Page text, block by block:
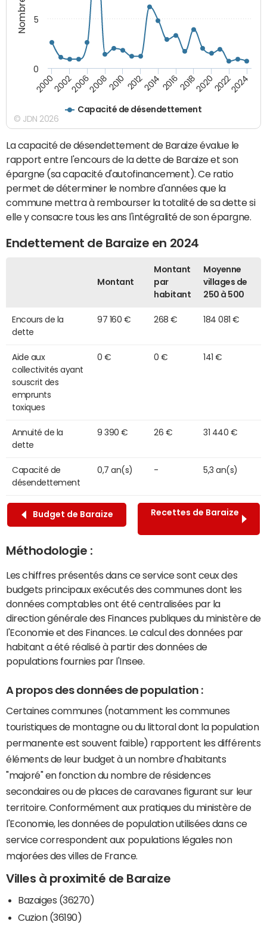
Capacité de désendettement
20002002200620082010 2012201420162018202020222024
0
5
© JDN 2026
La capacité de désendettement de Baraize évalue le
rapport entre l'encours de la dette de Baraize et son
épargne (sa capacité d'autofinancement). Ce ratio
permet de déterminer le nombre d'années que la
commune mettra à rembourser la totalité de sa dette si
elle y consacre tous les ans l'intégralité de son épargne.
Endettement de Baraize en 2024
Montant
Montant
par
habitant
Moyenne
villages de
250 à 500
Encours de la
dette
97 160 € 268 € 184 081 €
Aide aux
collectivités ayant
souscrit des
emprunts
toxiques
0 € 0 € 141 €
Annuité de la
dette
9 390 € 26 € 31 440 €
Capacité de
désendettement
0,7 an(s) - 5,3 an(s)
Budget de Baraize Recettes de Baraize
Méthodologie :
Les chiffres présentés dans ce service sont ceux des
budgets principaux exécutés des communes dont les
données comptables ont été centralisées par la
direction générale des Finances publiques du ministère de
l'Economie et des Finances. Le calcul des données par
habitant a été réalisé à partir des données de
populations fournies par l'Insee.
A propos des données de population :
Certaines communes (notamment les communes
touristiques de montagne ou du littoral dont la population
permanente est souvent faible) rapportent les différents
éléments de leur budget à un nombre d'habitants
"majoré" en fonction du nombre de résidences
secondaires ou de places de caravanes figurant sur leur
territoire. Conformément aux pratiques du ministère de
l'Economie, les données de population utilisées dans ce
service correspondent aux populations légales non
majorées des villes de France.
Villes à proximité de Baraize
Bazaiges (36270)
Cuzion (36190)